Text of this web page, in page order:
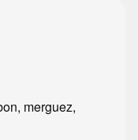
merguez,